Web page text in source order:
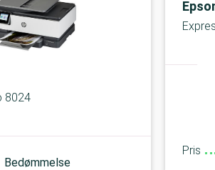
8024
Bedømmelse
Pris